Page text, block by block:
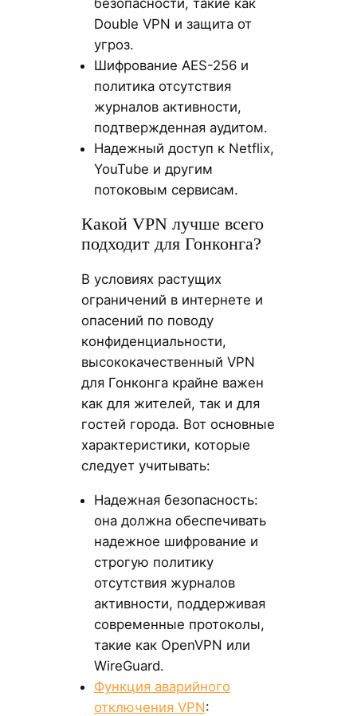
безопасности, такие как
Double VPN и защита от
угроз.
Шифрование AES-256 и
политика отсутствия
журналов активности,
подтвержденная аудитом.
Надежный доступ к Netflix,
YouTube и другим
потоковым сервисам.
Какой VPN лучше всего
подходит для Гонконга?
В условиях растущих
ограничений в интернете и
опасений по поводу
конфиденциальности,
высококачественный VPN
для Гонконга крайне важен
как для жителей, так и для
гостей города. Вот основные
характеристики, которые
следует учитывать:
Надежная безопасность:
она должна обеспечивать
надежное шифрование и
строгую политику
отсутствия журналов
активности, поддерживая
современные протоколы,
такие как OpenVPN или
WireGuard.
Функция аварийного
отключения VPN: